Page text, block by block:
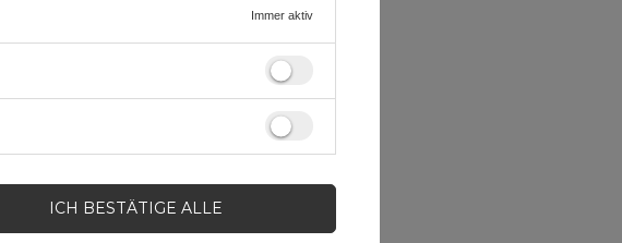
Immer aktiv
ICH BESTÄTIGE ALLE